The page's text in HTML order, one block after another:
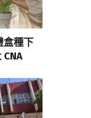
種下